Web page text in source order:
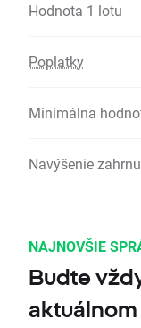
Hodnota 1 lotu
Poplatky
Minimálna
Navýšenie
NAJNOVŠIE
Budte